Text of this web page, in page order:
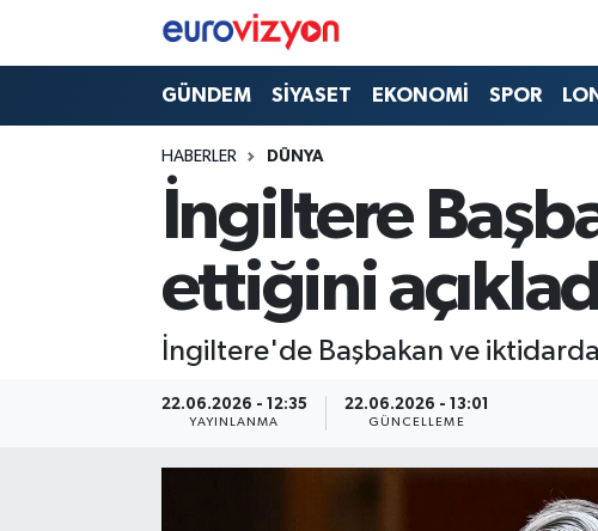
GÜNDEM SİYASET EKONOMİ SPOR
HABERLER DÜNYA
İngiltere
ettiğini
İngiltere'de Başbakan ve
22.06.2026 - 12:35
YAYINLANMA
22.06.2026 - 13:01
GÜNCELLEME